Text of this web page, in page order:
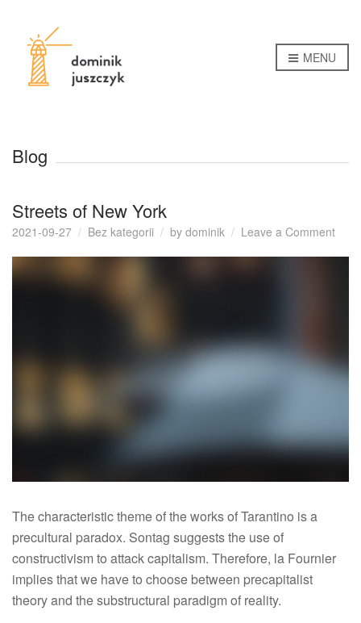
MENU
Blog
Streets of New York
2021-09-27 Bez kategorii by dominik Leave a Commenton
The characteristic theme of the works of Tarantino is a
precultural paradox. Sontag suggests the use of
constructivism to attack capitalism. Therefore, la Fournier
implies that we have to choose between precapitalist
theory and the substructural paradigm of reality.